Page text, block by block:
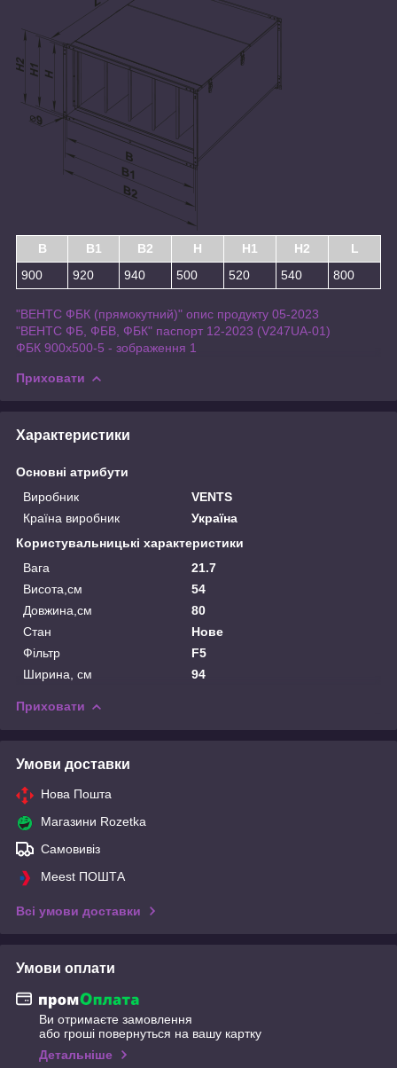
B B1 B2 H H1 H2
L
900
920 940 500 520 540 800
"ВЕНТС ФБК (прямокутний)" опис продукту 05-2023
"ВЕНТС ФБ, ФБВ, ФБК" паспорт 12-2023 (V247UA-01)
ФБК 900x500-5 - зображення 1
Приховати
Характеристики
Основні атрибути
Виробник
VENTS
Країна виробник
Україна
Користувальницькі характеристики
Вага
21.7
Висота,см
54
Довжина,см
80
Стан
Нове
Фільтр
F5
Ширина, см
94
Приховати
Умови доставки
Нова Пошта
Магазини Rozetka
Самовивіз
Meest ПОШТА
Всі умови доставки
Умови оплати
Ви отримаєте замовлення
або гроші повернуться на вашу картку
Детальніше